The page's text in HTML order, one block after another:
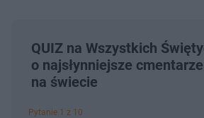
QUIZ na Wszystkich
o najsłynniejsze
na świecie
Pytanie 1 z 10